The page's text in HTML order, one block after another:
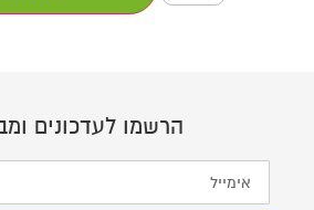
הרשמו לעדכונים